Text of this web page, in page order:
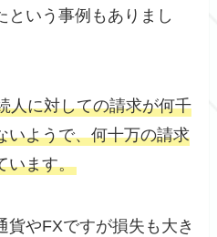
という事例もありまし
人に対しての請求が何千
いようで、何十万の請求
います。
貨やFXですが損失も大き